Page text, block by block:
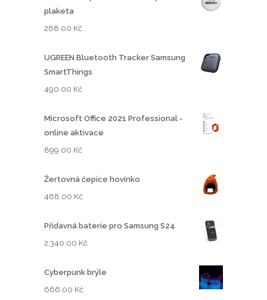
plaketa
268.00 Kč
UGREEN Bluetooth Tracker Samsung
SmartThings
490.00 Kč
Microsoft Office 2021 Professional -
online aktivace
899.00 Kč
Žertovná čepice hovínko
468.00 Kč
Přidavná baterie pro Samsung S24
2,340.00 Kč
Cyberpunk brýle
666.00 Kč